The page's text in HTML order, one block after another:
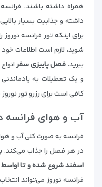
همراه داشته باشند.
داشته و جذابیت بسیار
برای اینکه تور فرانسه نوروز
شوید، لازم است اطلاعات خود
ببرید.فصل پاییزی سفر
و یک تعطیلات به
کافی است برای رزرو تور
آب و هوای فرانسه
فرانسه به صورت کلی آب و
در هر فصل را جذاب می‌کند.
اسفند شروع شده و تا اواسط
فرانسه نوروز می‌تواند